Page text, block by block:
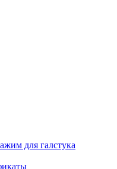
для галстука